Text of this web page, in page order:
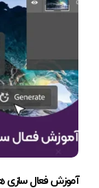
آموزش فعال